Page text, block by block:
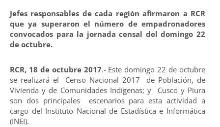
Jefes responsables de cada región afirmaron a RCR
que ya superaron el número de empadronadores
convocados para la jornada censal del domingo 22
de octubre.
RCR, 18 de octubre 2017.- Este domingo 22 de octubre
se realizará el Censo Nacional 2017 de Población, de
Vivienda y de Comunidades Indígenas; y Cusco y Piura
son dos principales escenarios para esta actividad a
cargo del Instituto Nacional de Estadística e Informática
(INEI).